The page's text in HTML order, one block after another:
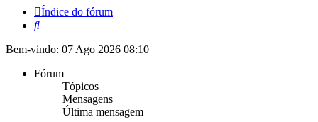
Índice do fórum
Pesquisar
Bem-vindo: 07 Ago 2026 08:10
Fórum
Tópicos
Mensagens
Última mensagem